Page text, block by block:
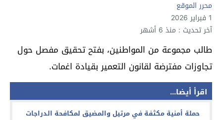
محرر الموقع
1 فبراير 2026
آخر تحديث : منذ 6 أشهر
طالب مجموعة من المواطنين، بفتح تحقيق مفصل حول
تجاوزات مفترضة لقانون التعمير بقيادة اغمات.
اقرأ أيضا...
حملة أمنية مكثفة في مرتيل والمضيق لمكافحة الدراجات